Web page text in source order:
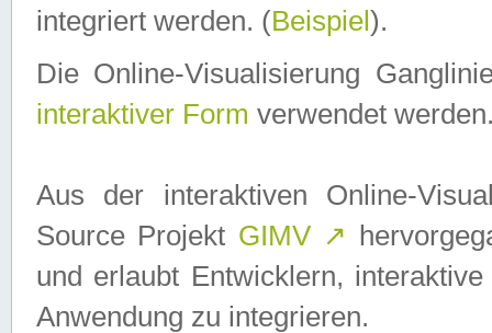
integriert werden. (Beispiel ).
Die Online-Visualisierung
interaktiver Form verwendet
Aus der interaktiven Online-
Source Projekt GIMV ↗
und erlaubt Entwicklern,
Anwendung zu integrieren.